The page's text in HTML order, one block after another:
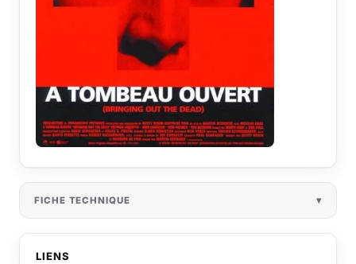
FICHE TECHNIQUE
LIENS